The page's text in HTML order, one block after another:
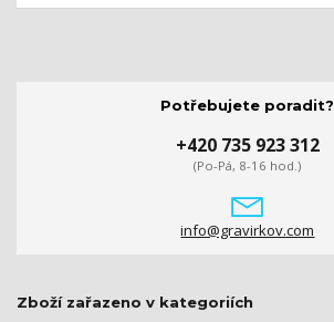
Potřebujete poradit?
+420 735 923 312
(Po-Pá, 8-16 hod.)
info@gravirkov.com
Zboží zařazeno v kategoriích